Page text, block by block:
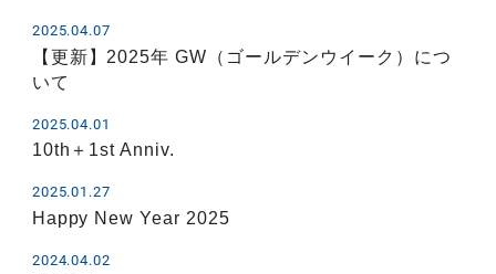
2025.04.07
【更新】2025年 GW（ゴールデンウイーク）につ
いて
2025.04.01
10th＋1st Anniv.
2025.01.27
Happy New Year 2025
2024.04.02